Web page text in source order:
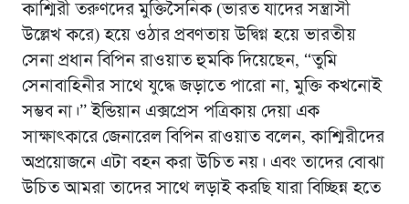
কাশ্মিরী তরুণদের মুক্তিসৈনিক (ভারত যাদের সন্ত্রাসী
উল্লেখ করে) হয়ে ওঠার প্রবণতায় উদ্বিগ্ন হয়ে ভারতীয়
সেনা প্রধান বিপিন রাওয়াত হুমকি দিয়েছেন, “তুমি
সেনাবাহিনীর সাথে যুদ্ধে জড়াতে পারো না, মুক্তি কখনোই
সম্ভব না।” ইন্ডিয়ান এক্সপ্রেস পত্রিকায় দেয়া এক
সাক্ষাৎকারে জেনারেল বিপিন রাওয়াত বলেন, কাশ্মিরীদের
অপ্রয়োজনে এটা বহন করা উচিত নয়। এবং তাদের বোঝা
উচিত আমরা তাদের সাথে লড়াই করছি যারা বিচ্ছিন্ন হতে